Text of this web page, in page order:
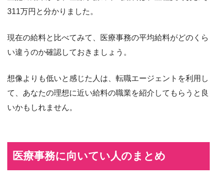
311万円と分かりました。
現在の給料と比べてみて、医療事務の平均給料がどのくら
い違うのか確認しておきましょう。
想像よりも低いと感じた人は、転職エージェントを利用し
て、あなたの理想に近い給料の職業を紹介してもらうと良
いかもしれません。
医療事務に向いてい人のまとめ